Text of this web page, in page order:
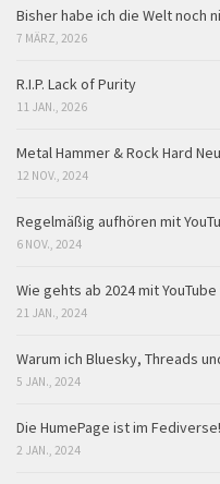
Bisher habe ich die Welt noch
7 MÄRZ, 2026
R.I.P. Lack of Purity
11 JAN., 2026
Metal Hammer & Rock Hard
12 NOV., 2024
Regelmäßig aufhören mit
6 NOV., 2024
Wie gehts ab 2024 mit
21 JAN., 2024
Warum ich Bluesky, Threads
5 JAN., 2024
Die HumePage ist im Fediverse!
2 JAN., 2024